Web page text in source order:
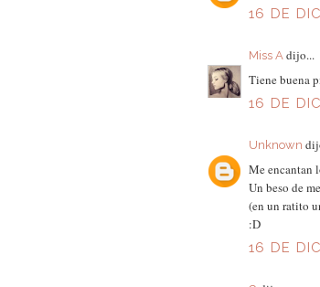
16 DE
Miss Adijo...
Tiene buena
16 DE
Unknown
Me encantan
Un beso de
(en un ratito
:D
16 DE